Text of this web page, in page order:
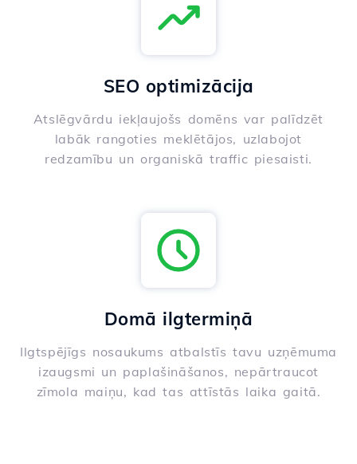
SEO optimizācija
Atslēgvārdu iekļaujošs domēns var palīdzēt
labāk rangoties meklētājos, uzlabojot
redzamību un organiskā traffic piesaisti.
Domā ilgtermiņā
Ilgtspējīgs nosaukums atbalstīs tavu uzņēmuma
izaugsmi un paplašināšanos, nepārtraucot
zīmola maiņu, kad tas attīstās laika gaitā.